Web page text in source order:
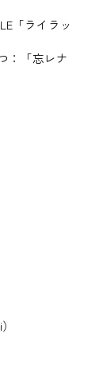
「ライラッ
：「忘レナ